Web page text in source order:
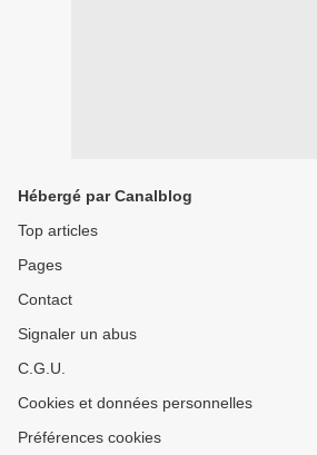
Hébergé par Canalblog
Top articles
Pages
Contact
Signaler un abus
C.G.U.
Cookies et données personnelles
Préférences cookies